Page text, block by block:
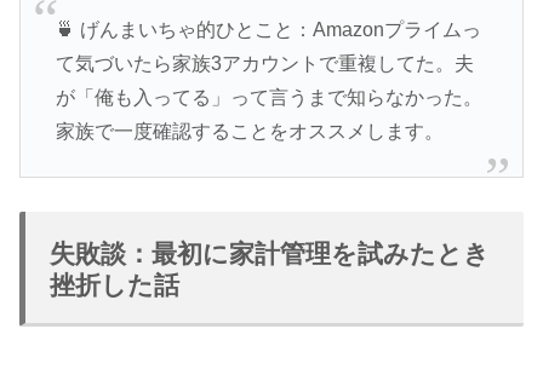
🍵 げんまいちゃ的ひとこと：Amazonプライムっ
て気づいたら家族3アカウントで重複してた。夫
が「俺も入ってる」って言うまで知らなかった。
家族で一度確認することをオススメします。
失敗談：最初に家計管理を試みたとき
挫折した話